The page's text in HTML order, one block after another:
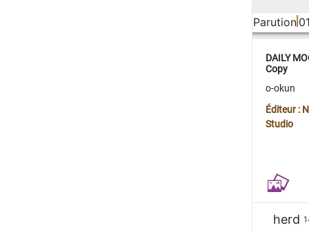
Parution
DAILY
Copy
o-okun
Éditeur :
Studio
herd